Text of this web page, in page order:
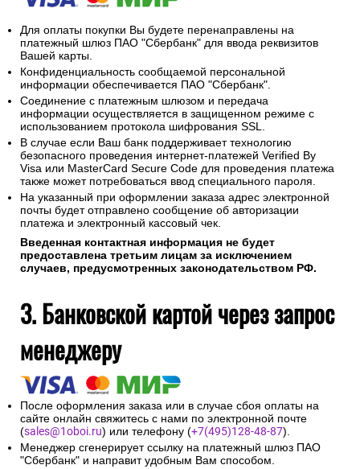
Для оплаты покупки Вы будете перенаправлены на
платежный шлюз ПАО "Сбербанк" для ввода реквизитов
Вашей карты.
Конфиденциальность сообщаемой персональной
информации обеспечивается ПАО "Сбербанк".
Соединение с платежным шлюзом и передача
информации осуществляется в защищенном режиме с
использованием протокола шифрования SSL.
В случае если Ваш банк поддерживает технологию
безопасного проведения интернет-платежей Verified By
Visa или MasterCard Secure Code для проведения платежа
также может потребоваться ввод специального пароля.
На указанный при оформлении заказа адрес электронной
почты будет отправлено сообщение об авторизации
платежа и электронный кассовый чек.
Введенная контактная информация не будет
предоставлена третьим лицам за исключением
случаев, предусмотренных законодательством РФ.
3. Банковской картой через запрос
менеджеру
После оформления заказа или в случае сбоя оплаты на
сайте онлайн свяжитесь с нами по электронной почте
(sales@1oboi.ru) или телефону (+7(495)128-48-87).
Менеджер сгенерирует ссылку на платежный шлюз ПАО
"Сбербанк" и направит удобным Вам способом.